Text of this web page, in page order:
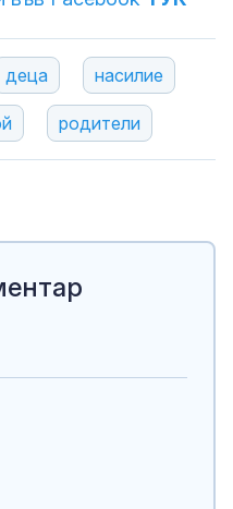
деца насилие
родители